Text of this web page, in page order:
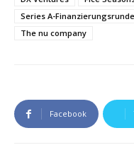
Series A-Finanzierungsrunde
The nu company
Facebook